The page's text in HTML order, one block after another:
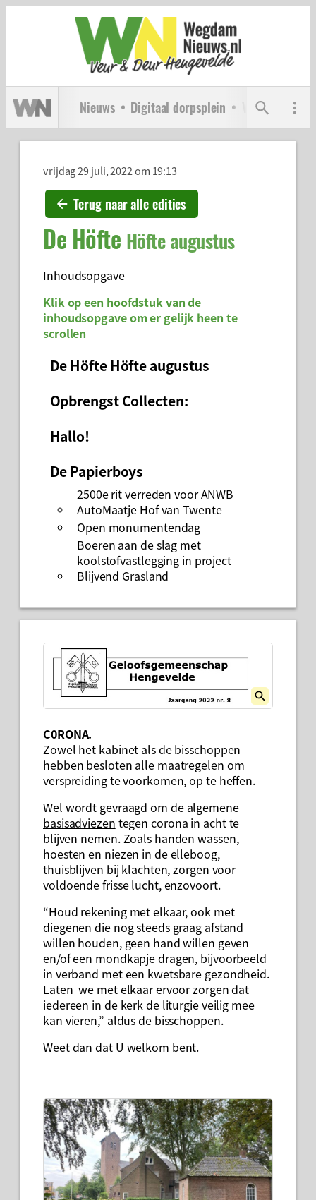
Nieuws Digitaal dorpsplein Verenigingen
vrijdag 29 juli, 2022 om 19:13
Terug naar alle edities
De Höfte Höfte augustus
Inhoudsopgave
Klik op een hoofdstuk van de
inhoudsopgave om er gelijk heen te
scrollen
De Höfte Höfte augustus
Opbrengst Collecten:
Hallo!
De Papierboys
2500e rit verreden voor ANWB
AutoMaatje Hof van Twente
Open monumentendag
Boeren aan de slag met
koolstofvastlegging in project
Blijvend Grasland
C0RONA.
Zowel het kabinet als de bisschoppen
hebben besloten alle maatregelen om
verspreiding te voorkomen, op te heffen.
Wel wordt gevraagd om de algemene
basisadviezen tegen corona in acht te
blijven nemen. Zoals handen wassen,
hoesten en niezen in de elleboog,
thuisblijven bij klachten, zorgen voor
voldoende frisse lucht, enzovoort.
“Houd rekening met elkaar, ook met
diegenen die nog steeds graag afstand
willen houden, geen hand willen geven
en/of een mondkapje dragen, bijvoorbeeld
in verband met een kwetsbare gezondheid.
Laten we met elkaar ervoor zorgen dat
iedereen in de kerk de liturgie veilig mee
kan vieren,” aldus de bisschoppen.
Weet dan dat U welkom bent.